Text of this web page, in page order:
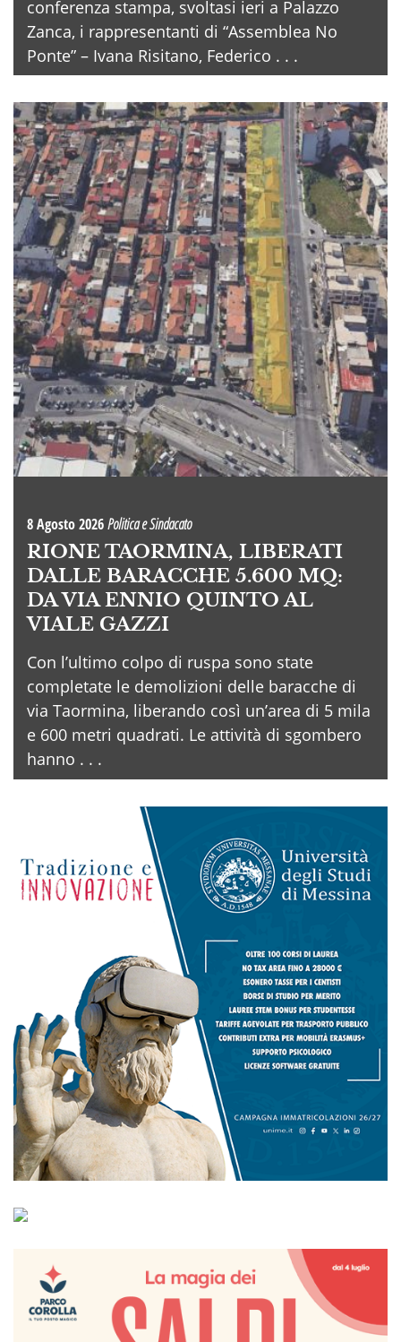
conferenza stampa, svoltasi ieri a Palazzo
Zanca, i rappresentanti di “Assemblea No
Ponte” – Ivana Risitano, Federico . . .
8 Agosto 2026Politica e Sindacato
RIONE TAORMINA, LIBERATI
DALLE BARACCHE 5.600 MQ:
DA VIA ENNIO QUINTO AL
VIALE GAZZI
Con l’ultimo colpo di ruspa sono state
completate le demolizioni delle baracche di
via Taormina, liberando così un’area di 5 mila
e 600 metri quadrati. Le attività di sgombero
hanno . . .